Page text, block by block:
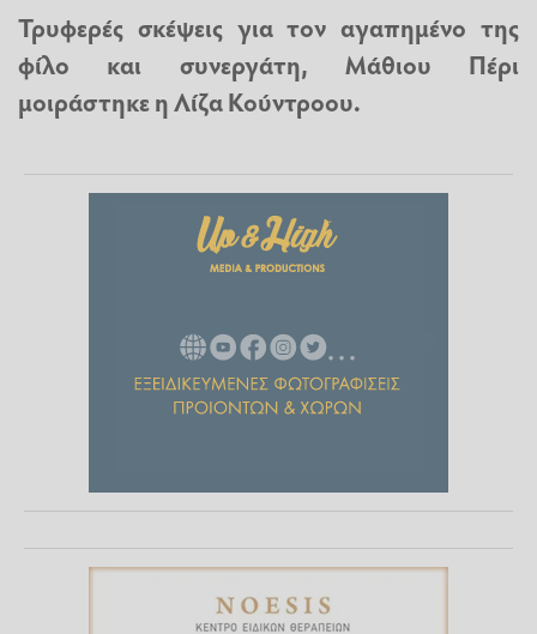
Τρυφερές σκέψεις για τον αγαπημένο της
φίλο και συνεργάτη, Μάθιου Πέρι
μοιράστηκε η Λίζα Κούντροου.